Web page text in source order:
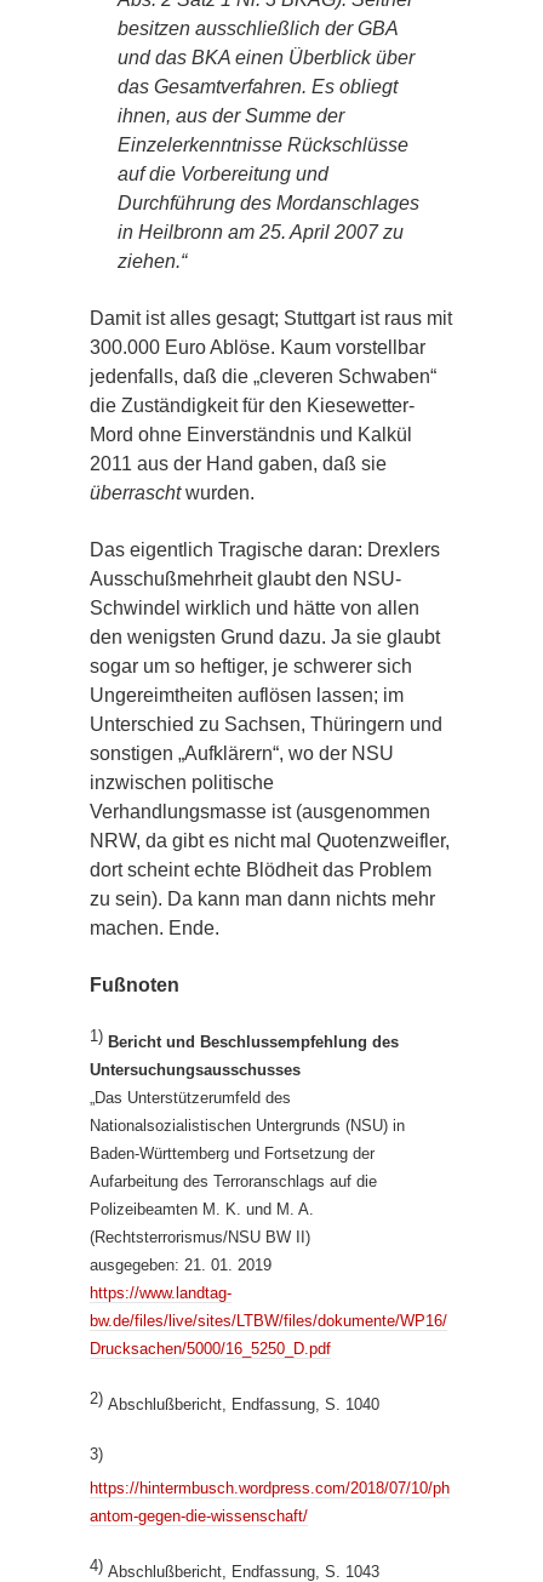
besitzen ausschließlich der GBA
und das BKA einen Überblick über
das Gesamtverfahren. Es obliegt
ihnen, aus der Summe der
Einzelerkenntnisse Rückschlüsse
auf die Vorbereitung und
Durchführung des Mordanschlages
in Heilbronn am 25. April 2007 zu
ziehen.“
Damit ist alles gesagt; Stuttgart ist raus mit
300.000 Euro Ablöse. Kaum vorstellbar
jedenfalls, daß die „cleveren Schwaben“
die Zuständigkeit für den Kiesewetter-
Mord ohne Einverständnis und Kalkül
2011 aus der Hand gaben, daß sie
überraschtwurden.
Das eigentlich Tragische daran: Drexlers
Ausschußmehrheit glaubt den NSU-
Schwindel wirklich und hätte von allen
den wenigsten Grund dazu. Ja sie glaubt
sogar um so heftiger, je schwerer sich
Ungereimtheiten auflösen lassen; im
Unterschied zu Sachsen, Thüringern und
sonstigen „Aufklärern“, wo der NSU
inzwischen politische
Verhandlungsmasse ist (ausgenommen
NRW, da gibt es nicht mal Quotenzweifler,
dort scheint echte Blödheit das Problem
zu sein). Da kann man dann nichts mehr
machen. Ende.
Fußnoten
1) Bericht und Beschlussempfehlung des
Untersuchungsausschusses
„Das Unterstützerumfeld des
Nationalsozialistischen Untergrunds (NSU) in
Baden-Württemberg und Fortsetzung der
Aufarbeitung des Terroranschlags auf die
Polizeibeamten M. K. und M. A.
(Rechtsterrorismus/NSU BW II)
ausgegeben: 21. 01. 2019
https://www.landtag-
bw.de/files/live/sites/LTBW/files/dokumente/WP16/
Drucksachen/5000/16_5250_D.pdf
2) Abschlußbericht, Endfassung, S. 1040
3)
https://hintermbusch.wordpress.com/2018/07/10/ph
antom-gegen-die-wissenschaft/
4) Abschlußbericht, Endfassung, S. 1043